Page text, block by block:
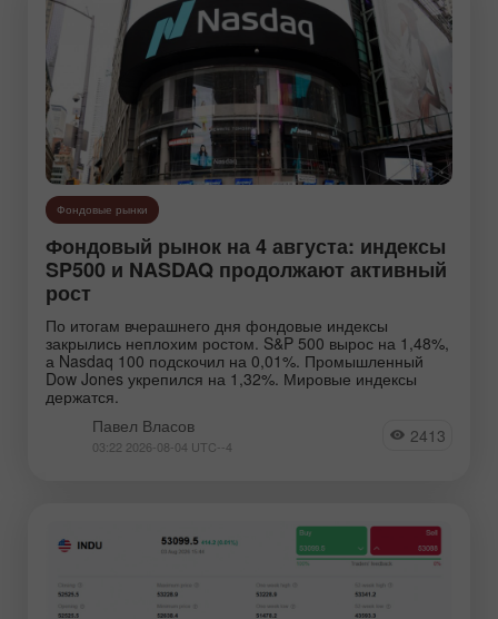
Фондовые рынки
Фондовый рынок на 4 августа: индексы
SP500 и NASDAQ продолжают активный
рост
По итогам вчерашнего дня фондовые индексы
закрылись неплохим ростом. S&P 500 вырос на 1,48%,
а Nasdaq 100 подскочил на 0,01%. Промышленный
Dow Jones укрепился на 1,32%. Мировые индексы
держатся.
Павел Власов
03:22 2026-08-04 UTC--4 2413